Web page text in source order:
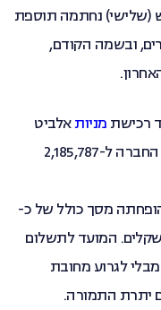
(שלישי) נחתמה תוספת
ובשמה הקודם,
רכישת מניותאלביט
מגורים הופחתה מ-2,435,743 מניות של החברה ל-2,185,787
מסך כולל של כ-
לסך של כ-7 מיליון שקלים. המועד לתשלום
במאי, וזאת מבלי לגרוע מחובת
יתרת התמורה.